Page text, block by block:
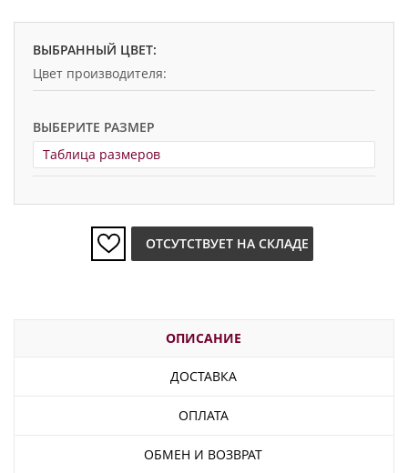
ВЫБРАННЫЙ ЦВЕТ:
Цвет производителя:
ВЫБЕРИТЕ РАЗМЕР
Таблица размеров
ОТСУТСТВУЕТ НА СКЛАДЕ
ОПИСАНИЕ
ДОСТАВКА
ОПЛАТА
ОБМЕН И ВОЗВРАТ